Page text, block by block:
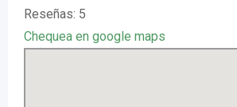
Reseñas: 5
Chequea en google maps